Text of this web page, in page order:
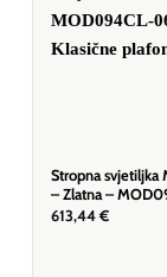
Stropna svjetiljka
– Zlatna –
613,44 €